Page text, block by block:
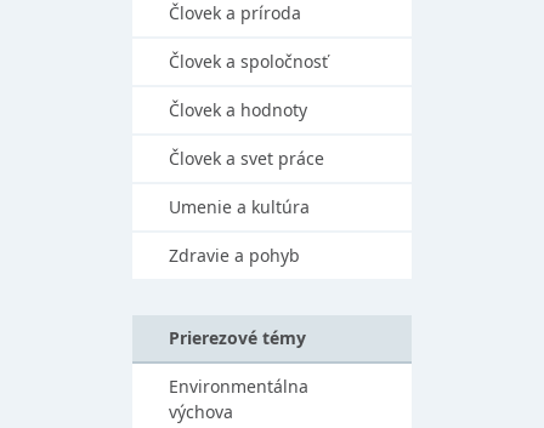
Človek a príroda
Človek a spoločnosť
Človek a hodnoty
Človek a svet práce
Umenie a kultúra
Zdravie a pohyb
Prierezové témy
Environmentálna
výchova